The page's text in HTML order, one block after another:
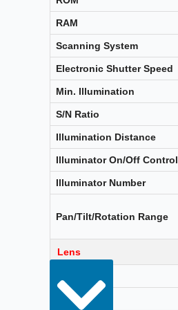
RAM
Scanning System
Electronic Shutter Speed
Min. Illumination
S/N Ratio
Illumination Distance
Illuminator On/Off Control
Illuminator Number
Pan/Tilt/Rotation Range
Lens
Lens Mount